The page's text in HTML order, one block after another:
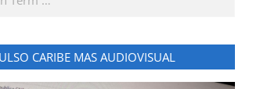
CARIBE MAS AUDIOVISUAL